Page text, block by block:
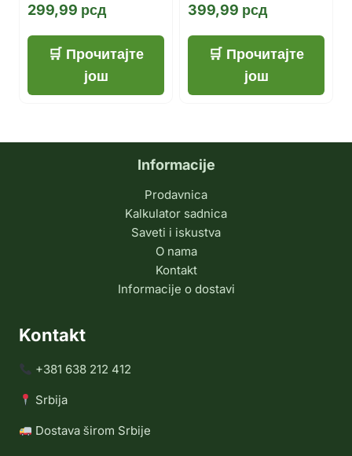
299,99 рсд
Прочитајте
још
399,99 рсд
Прочитајте
још
Informacije
Prodavnica
Kalkulator sadnica
Saveti i iskustva
O nama
Kontakt
Informacije o dostavi
Kontakt
+381 638 212 412
Srbija
Dostava širom Srbije